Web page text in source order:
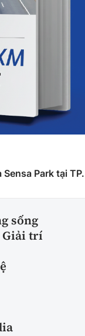
Park tại
sống
Giải trí